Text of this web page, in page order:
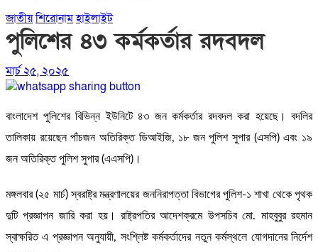
জাতীয়শিরোনামহাইলাইট
পুলিশের ৪৩ কর্মকর্তার রদবদল
মার্চ ২৫, ২০২৫
বাংলাদেশ পুলিশের বিভিন্ন ইউনিটে ৪৩ জন কর্মকর্তার রদবদল করা হয়েছে। বদলির
তালিকায় রয়েছেন পাঁচজন অতিরিক্ত ডিআইজি, ১৮ জন পুলিশ সুপার (এসপি) এবং ১৯
জন অতিরিক্ত পুলিশ সুপার (এএসপি)।
মঙ্গলবার (২৫ মার্চ) স্বরাষ্ট্র মন্ত্রণালয়ের জননিরাপত্তা বিভাগের পুলিশ-১ শাখা থেকে পৃথক
দুটি প্রজ্ঞাপন জারি করা হয়। রাষ্ট্রপতির আদেশক্রমে উপসচিব মো. মাহবুবুর রহমান
স্বাক্ষরিত এ প্রজ্ঞাপন অনুযায়ী, সংশ্লিষ্ট কর্মকর্তাদের নতুন কর্মস্থলে যোগদানের নির্দেশ